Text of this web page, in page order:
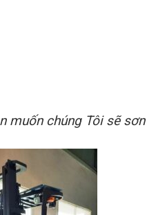
muốn chúng Tôi sẽ